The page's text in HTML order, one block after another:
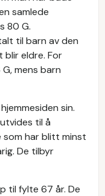
samlede
80 G.
til barn av den
eldre. For
mens barn
sin.
til å
har blitt minst
De tilbyr
til fylte 67 år. De